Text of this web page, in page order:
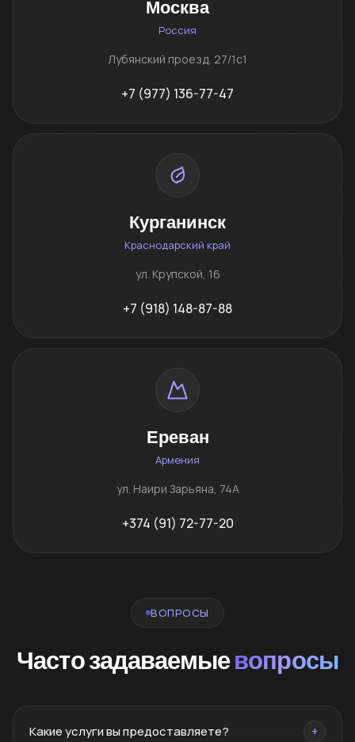
Москва
Россия
Лубянский проезд, 27/1с1
+7 (977) 136-77-47
Курганинск
Краснодарский край
ул. Крупской, 16
+7 (918) 148-87-88
Ереван
Армения
ул. Наири Зарьяна, 74А
+374 (91) 72-77-20
ВОПРОСЫ
Часто задаваемыевопросы
Какие услуги вы предоставляете? +